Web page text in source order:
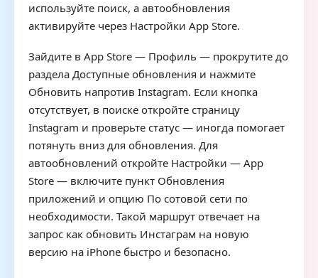
используйте поиск, а автообновления
активируйте через Настройки App Store.
Зайдите в App Store — Профиль — прокрутите до
раздела Доступные обновления и нажмите
Обновить напротив Instagram. Если кнопка
отсутствует, в поиске откройте страницу
Instagram и проверьте статус — иногда помогает
потянуть вниз для обновления. Для
автообновлений откройте Настройки — App
Store — включите пункт Обновления
приложений и опцию По сотовой сети по
необходимости. Такой маршрут отвечает на
запрос как обновить Инстаграм на новую
версию на iPhone быстро и безопасно.